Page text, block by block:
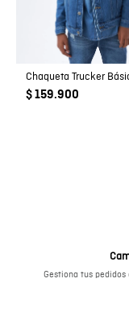
$ 159.900
Gestiona tus